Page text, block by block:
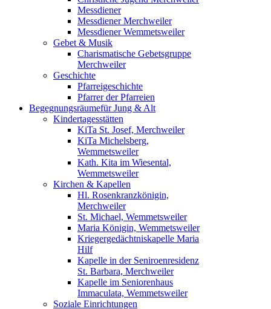
Messdiener
Messdiener Merchweiler
Messdiener Wemmetsweiler
Gebet & Musik
Charismatische Gebetsgruppe
Merchweiler
Geschichte
Pfarreigeschichte
Pfarrer der Pfarreien
Begegnungsräumefür Jung & Alt
Kindertagesstätten
KiTa St. Josef, Merchweiler
KiTa Michelsberg,
Wemmetsweiler
Kath. Kita im Wiesental,
Wemmetsweiler
Kirchen & Kapellen
Hl. Rosenkranzkönigin,
Merchweiler
St. Michael, Wemmetsweiler
Maria Königin, Wemmetsweiler
Kriegergedächtniskapelle Maria
Hilf
Kapelle in der Seniroenresidenz
St. Barbara, Merchweiler
Kapelle im Seniorenhaus
Immaculata, Wemmetsweiler
Soziale Einrichtungen